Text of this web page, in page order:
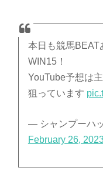
本日も競馬BEAT
WIN15！
YouTube予想は
狙っています
— シャンプーハ
February 26,